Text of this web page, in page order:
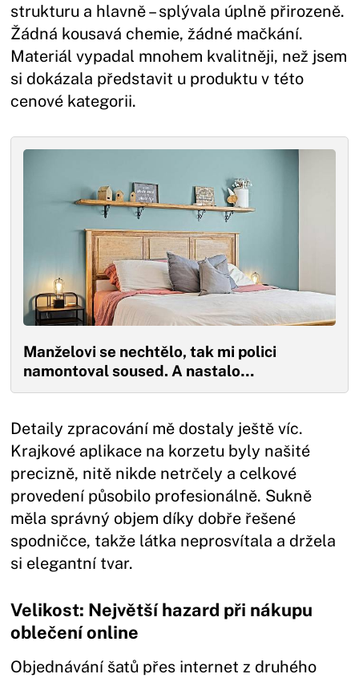
strukturu a hlavně – splývala úplně přirozeně.
Žádná kousavá chemie, žádné mačkání.
Materiál vypadal mnohem kvalitněji, než jsem
si dokázala představit u produktu v této
cenové kategorii.
Manželovi se nechtělo, tak mi polici
namontoval soused. A nastalo…
Detaily zpracování mě dostaly ještě víc.
Krajkové aplikace na korzetu byly našité
precizně, nitě nikde netrčely a celkové
provedení působilo profesionálně. Sukně
měla správný objem díky dobře řešené
spodničce, takže látka neprosvítala a držela
si elegantní tvar.
Velikost: Největší hazard při nákupu
oblečení online
Objednávání šatů přes internet z druhého